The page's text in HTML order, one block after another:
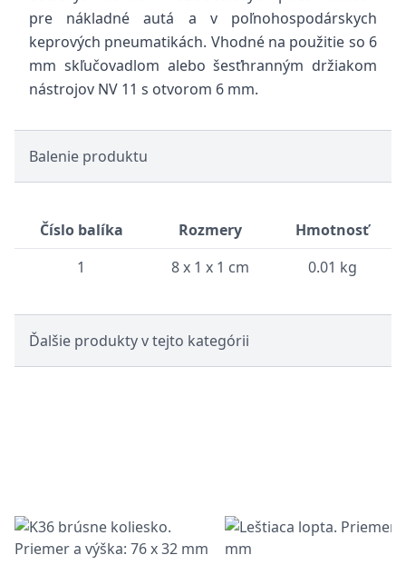
pre nákladné autá a v poľnohospodárskych
keprových pneumatikách. Vhodné na použitie so 6
mm skľučovadlom alebo šesťhranným držiakom
nástrojov NV 11 s otvorom 6 mm.
Balenie produktu
Číslo balíka Rozmery
Hmotnosť
1
8 x 1 x 1 cm 0.01 kg
Ďalšie produkty v tejto kategórii